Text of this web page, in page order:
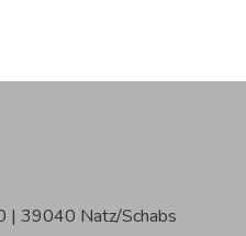
| 39040 Natz/Schabs